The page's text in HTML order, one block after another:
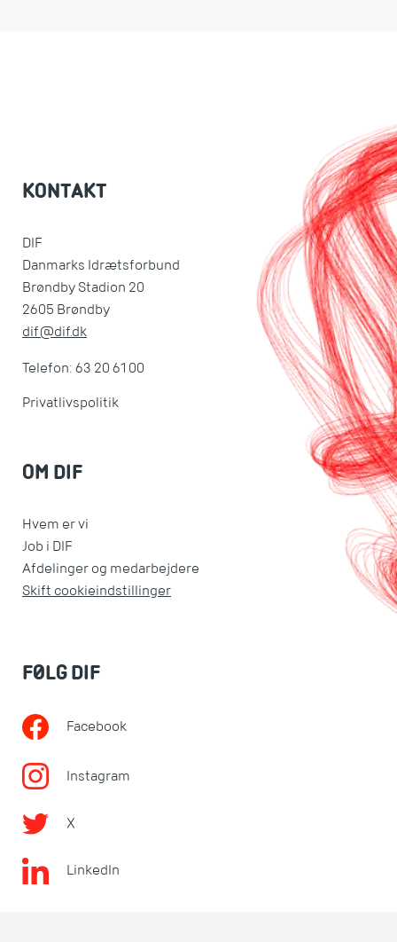
KONTAKT
DIF
Danmarks Idrætsforbund
Brøndby Stadion 20
2605 Brøndby
dif@dif.dk
Telefon: 63 20 61 00
Privatlivspolitik
OM DIF
Hvem er vi
Job i DIF
Afdelinger og medarbejdere
Skift cookieindstillinger
FØLG DIF
Facebook
Instagram
X
LinkedIn